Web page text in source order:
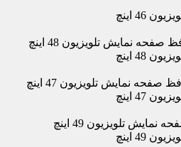
اینچ
نمایش تلویزیون 48 اینچ
اینچ
نمایش تلویزیون 47 اینچ
اینچ
تلویزیون 49 اینچ
اینچ